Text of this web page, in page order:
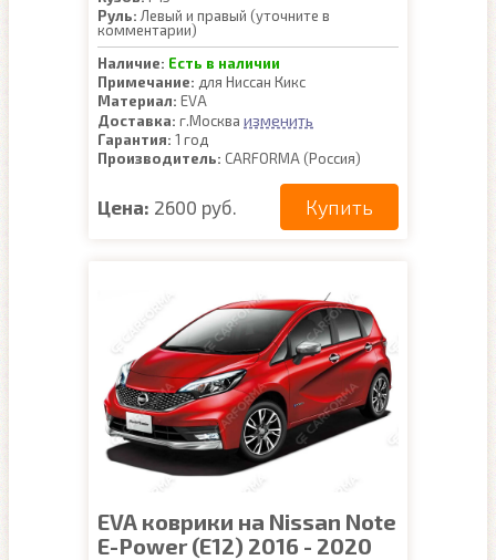
Руль: Левый и правый (уточните в
комментарии)
Наличие: Есть в наличии
Примечание: для Ниссан Кикс
Материал: EVA
Доставка: г.Москва изменить
Гарантия: 1 год
Производитель: CARFORMA (Россия)
Цена: 2600 руб. Купить
EVA коврики на Nissan Note
E-Power (E12) 2016 - 2020